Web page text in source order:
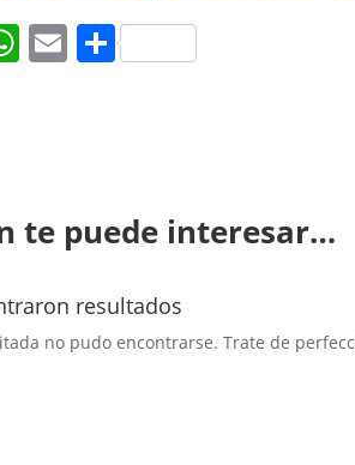
WhatsApp
Email
Compartir
te puede interesar…
resultados
no pudo encontrarse. Trate de